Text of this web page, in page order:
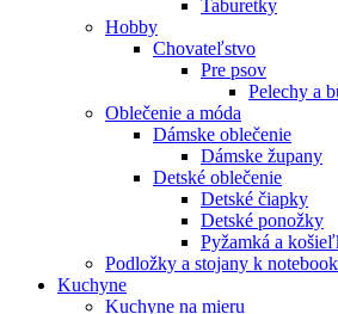
Taburetky
Hobby
Chovateľstvo
Pre psov
Pelechy a
Oblečenie a móda
Dámske oblečenie
Dámske župany
Detské oblečenie
Detské čiapky
Detské ponožky
Pyžamká a
Podložky a stojany k
Kuchyne
Kuchyne na mieru